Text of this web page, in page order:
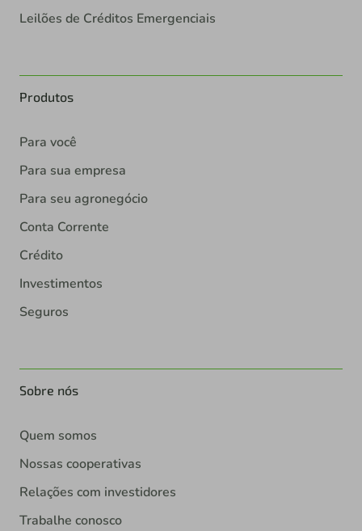
Leilões de Créditos Emergenciais
Produtos
Para você
Para sua empresa
Para seu agronegócio
Conta Corrente
Crédito
Investimentos
Seguros
Sobre nós
Quem somos
Nossas cooperativas
Relações com investidores
Trabalhe conosco